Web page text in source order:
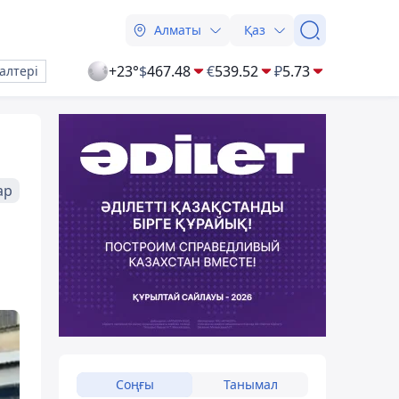
Алматы Қаз
+23°$467.48 €539.52 ₽5.73
Соңғы Танымал